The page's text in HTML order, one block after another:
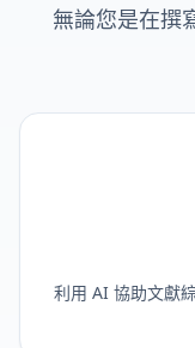
無論您是在撰
利用 AI 協助文獻